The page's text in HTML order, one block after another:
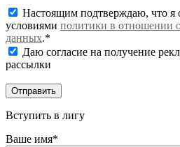
Настоящим подтверждаю, что я
условиями политики в отношении
данных.*
Даю согласие на получение
рассылки
Вступить в лигу
Ваше имя*